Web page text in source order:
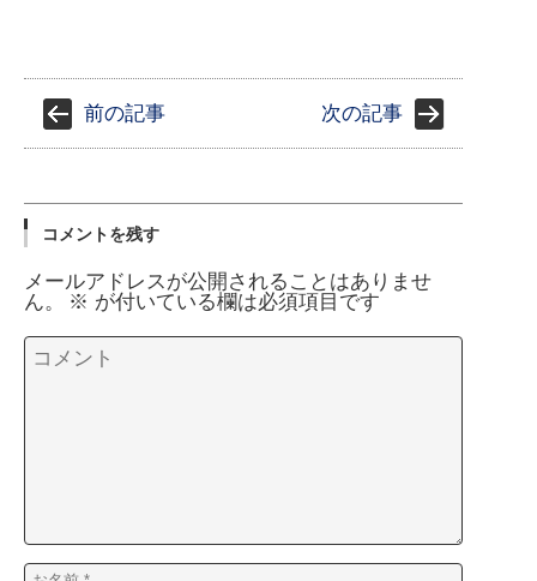
前の記事 次の記事
コメントを残す
メールアドレスが公開されることはありませ
ん。
※ が付いている欄は必須項目です